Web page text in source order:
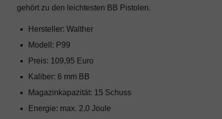
gehört zu den leichtesten BB Pistolen.
Hersteller: Walther
Modell: P99
Preis: 109,95 Euro
Kaliber: 6 mm BB
Magazinkapazität: 15 Schuss
Energie: max. 2,0 Joule